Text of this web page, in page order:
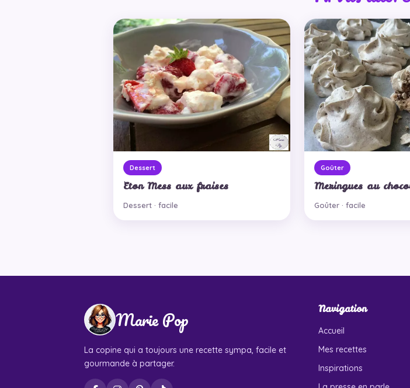
Dessert
Eton Mess aux fraises
Dessert · facile
Goûter
Meringues au
Goûter · facile
Marie Pop
La copine qui a toujours une recette sympa, facile et
gourmande à partager.
Navigation
Accueil
Mes recettes
Inspirations